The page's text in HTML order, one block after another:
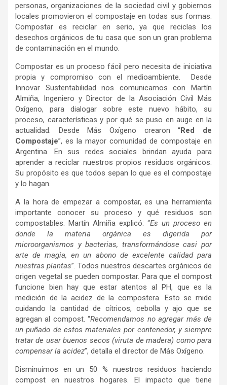
personas, organizaciones de la sociedad civil y gobiernos
locales promovieron el compostaje en todas sus formas.
Compostar es reciclar en serio, ya que reciclas los
desechos orgánicos de tu casa que son un gran problema
de contaminación en el mundo.
Compostar es un proceso fácil pero necesita de iniciativa
propia y compromiso con el medioambiente. Desde
Innovar Sustentabilidad nos comunicamos con Martín
Almiña, Ingeniero y Director de la Asociación Civil Más
Oxígeno, para dialogar sobre este nuevo hábito, su
proceso, características y por qué se puso en auge en la
actualidad. Desde Más Oxígeno crearon “Red de
Compostaje”, es la mayor comunidad de compostaje en
Argentina. En sus redes sociales brindan ayuda para
aprender a reciclar nuestros propios residuos orgánicos.
Su propósito es que todos sepan lo que es el compostaje
y lo hagan.
A la hora de empezar a compostar, es una herramienta
importante conocer su proceso y qué residuos son
compostables. Martín Almiña explicó: “Es un proceso en
donde la materia orgánica es digerida por
microorganismos y bacterias, transformándose casi por
arte de magia, en un abono de excelente calidad para
nuestras plantas”. Todos nuestros descartes orgánicos de
origen vegetal se pueden compostar. Para que el compost
funcione bien hay que estar atentos al PH, que es la
medición de la acidez de la compostera. Esto se mide
cuidando la cantidad de cítricos, cebolla y ajo que se
agregan al compost. “Recomendamos no agregar más de
un puñado de estos materiales por contenedor, y siempre
tratar de usar buenos secos (viruta de madera) como para
compensar la acidez”, detalla el director de Más Oxígeno.
Disminuimos en un 50 % nuestros residuos haciendo
compost en nuestros hogares. El impacto que tiene